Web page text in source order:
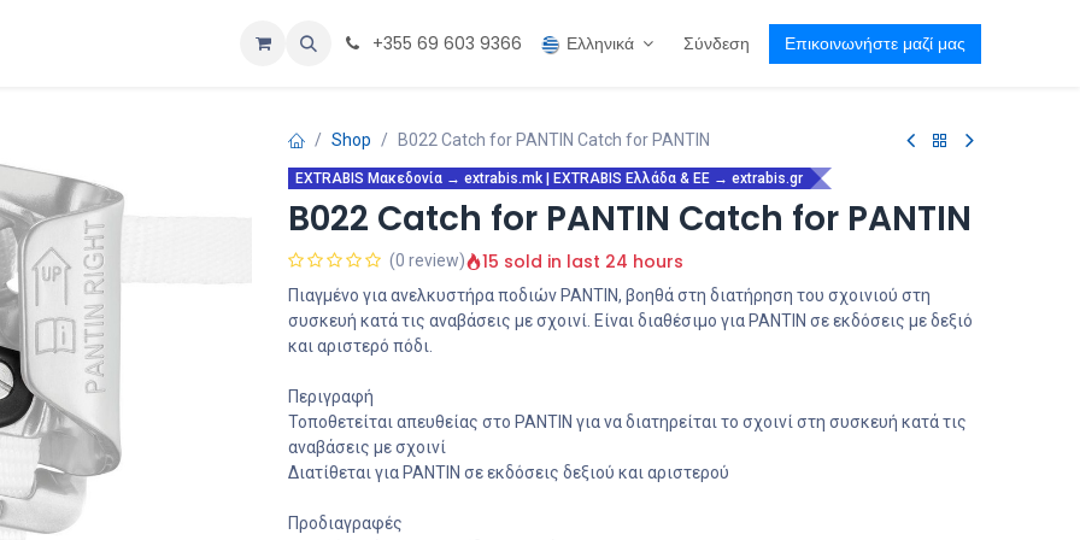
+355 69 603 9366 Ελληνικά Σύνδεση Επικοινωνήστε μαζί μας
Shop B022 Catch for PANTIN Catch for PANTIN
EXTRABIS Μακεδονία → extrabis.mk | EXTRABIS Ελλάδα & ΕΕ → extrabis.gr
B022 Catch for PANTIN Catch for PANTIN
(0 review) 15 sold in last 24 hours
Πιαγμένο για ανελκυστήρα ποδιών PANTIN, βοηθά στη διατήρηση του σχοινιού στη
συσκευή κατά τις αναβάσεις με σχοινί. Είναι διαθέσιμο για PANTIN σε εκδόσεις με δεξιό
και αριστερό πόδι.
Περιγραφή
Τοποθετείται απευθείας στο PANTIN για να διατηρείται το σχοινί στη συσκευή κατά τις
αναβάσεις με σχοινί
Διατίθεται για PANTIN σε εκδόσεις δεξιού και αριστερού
Προδιαγραφές